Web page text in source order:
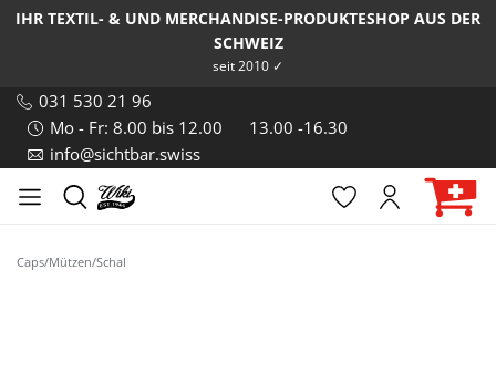
IHR TEXTIL- & UND MERCHANDISE-PRODUKTESHOP AUS DER
SCHWEIZ
seit 2010 ✓
031 530 21 96
Mo - Fr: 8.00 bis 12.00
13.00 -16.30
info@sichtbar.swiss
Caps/Mützen/Schal